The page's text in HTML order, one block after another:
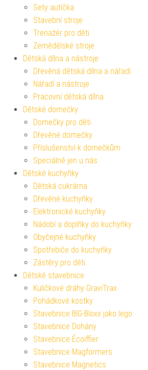
Sety autíčka
Stavební stroje
Trenažér pro děti
Zemědělské stroje
Dětská dílna a nástroje
Dřevěná dětská dílna a nářadí
Nářadí a nástroje
Pracovní dětská dílna
Dětské domečky
Domečky pro děti
Dřevěné domečky
Příslušenství k domečkům
Speciálně jen u nás
Dětské kuchyňky
Dětská cukrárna
Dřevěné kuchyňky
Elektronické kuchyňky
Nádobí a doplňky do kuchyňky
Obyčejné kuchyňky
Spotřebiče do kuchyňky
Zástěry pro děti
Dětské stavebnice
Kuličkové dráhy GraviTrax
Pohádkové kostky
Stavebnice BIG-Bloxx jako lego
Stavebnice Dohány
Stavebnice Écoiffier
Stavebnice Magformers
Stavebnice Magnetics